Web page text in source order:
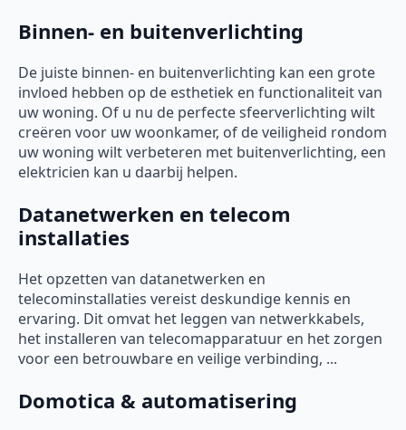
Binnen- en buitenverlichting
De juiste binnen- en buitenverlichting kan een grote
invloed hebben op de esthetiek en functionaliteit van
uw woning. Of u nu de perfecte sfeerverlichting wilt
creëren voor uw woonkamer, of de veiligheid rondom
uw woning wilt verbeteren met buitenverlichting, een
elektricien kan u daarbij helpen.
Datanetwerken en telecom
installaties
Het opzetten van datanetwerken en
telecominstallaties vereist deskundige kennis en
ervaring. Dit omvat het leggen van netwerkkabels,
het installeren van telecomapparatuur en het zorgen
voor een betrouwbare en veilige verbinding, ...
Domotica & automatisering